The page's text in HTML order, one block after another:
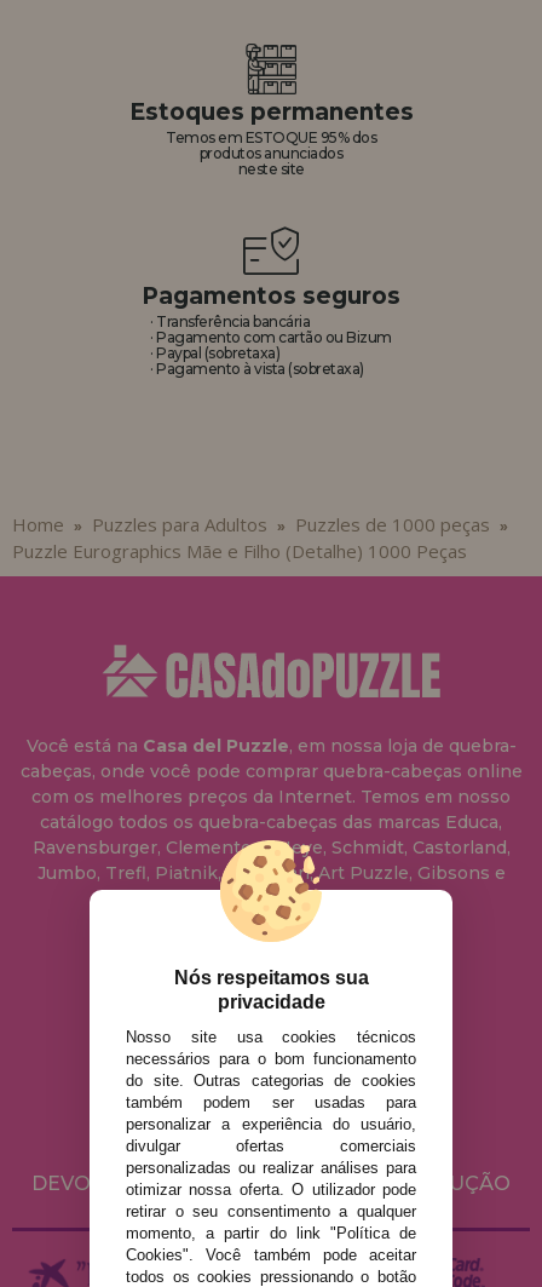
Estoques permanentes
Temos em ESTOQUE 95% dos
produtos anunciados
neste site
Pagamentos seguros
· Transferência bancária
· Pagamento com cartão ou Bizum
· Paypal (sobretaxa)
· Pagamento à vista (sobretaxa)
Home » Puzzles para Adultos » Puzzles de 1000 peças »
Puzzle Eurographics Mãe e Filho (Detalhe) 1000 Peças
Você está na Casa del Puzzle, em nossa loja de quebra-
cabeças, onde você pode comprar quebra-cabeças online
com os melhores preços da Internet. Temos em nosso
catálogo todos os quebra-cabeças das marcas Educa,
Ravensburger, Clementoni, Heye, Schmidt, Castorland,
Jumbo, Trefl, Piatnik, Anatolian, Art Puzzle, Gibsons e
muito mais.
info@casadopuzzle.pt
AVISO LEGAL
POLÍTICA DE PRIVACIDADE
POLÍTICA DE COOKIES
ENVIO E DEVOLUÇÕES
DEVOLUÇÕES / DIREITO DE LIVRE RESOLUÇÃO
Nós respeitamos sua
privacidade
Nosso site usa cookies técnicos
necessários para o bom funcionamento
do site. Outras categorias de cookies
também podem ser usadas para
personalizar a experiência do usuário,
divulgar ofertas comerciais
personalizadas ou realizar análises para
otimizar nossa oferta. O utilizador pode
retirar o seu consentimento a qualquer
momento, a partir do link "Política de
Cookies". Você também pode aceitar
todos os cookies pressionando o botão